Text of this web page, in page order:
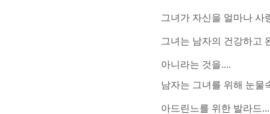
그녀가 자신을 얼마나 사
그녀는 남자의 건강하고
아니라는 것을....
남자는 그녀를 위해 눈물
아드린느를 위한 발라드